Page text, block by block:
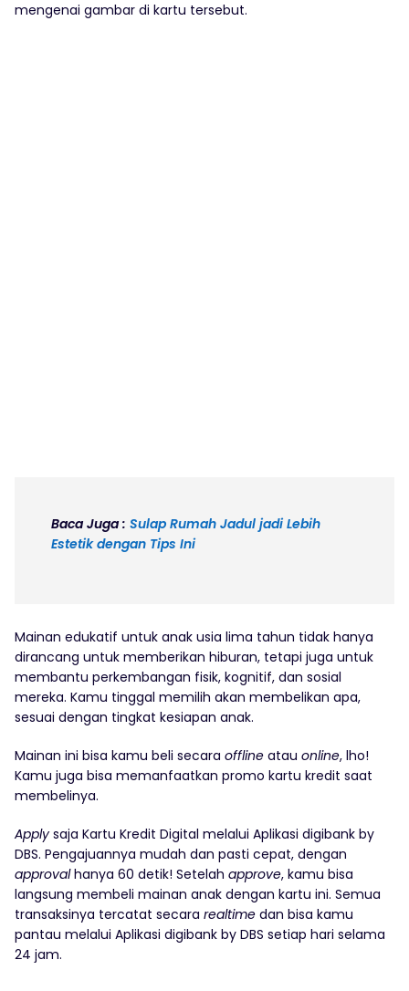
mengenai gambar di kartu tersebut.
Baca Juga : Sulap Rumah Jadul jadi Lebih
Estetik dengan Tips Ini
Mainan edukatif untuk anak usia lima tahun tidak hanya
dirancang untuk memberikan hiburan, tetapi juga untuk
membantu perkembangan fisik, kognitif, dan sosial
mereka. Kamu tinggal memilih akan membelikan apa,
sesuai dengan tingkat kesiapan anak.
Mainan ini bisa kamu beli secara offline atau online, lho!
Kamu juga bisa memanfaatkan promo kartu kredit saat
membelinya.
Applysaja Kartu Kredit Digital melalui Aplikasi digibank by
DBS. Pengajuannya mudah dan pasti cepat, dengan
approvalhanya 60 detik! Setelah approve, kamu bisa
langsung membeli mainan anak dengan kartu ini. Semua
transaksinya tercatat secara realtime dan bisa kamu
pantau melalui Aplikasi digibank by DBS setiap hari selama
24 jam.